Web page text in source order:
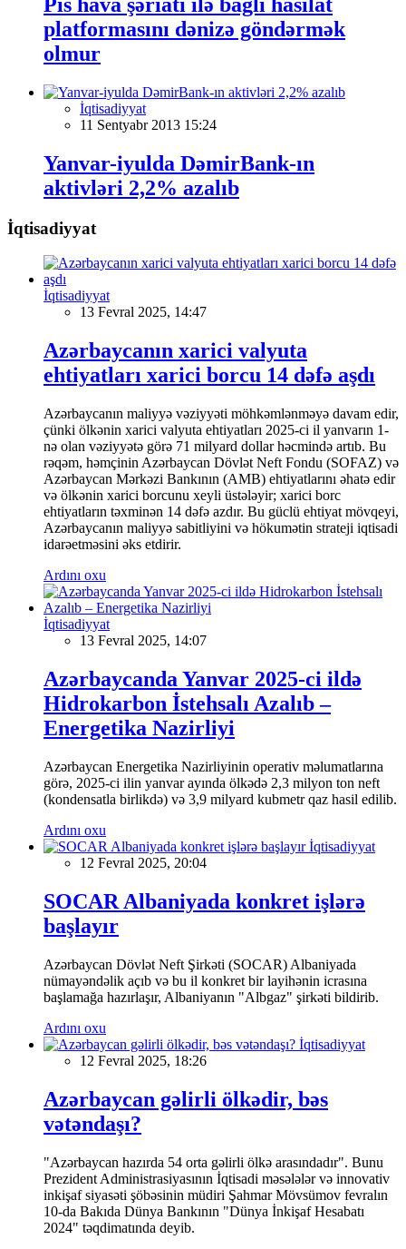
platformasını dənizə göndərmək
olmur
İqtisadiyyat
11 Sentyabr 2013 15:24
Yanvar-iyulda DəmirBank-ın
aktivləri 2,2% azalıb
İqtisadiyyat
İqtisadiyyat
13 Fevral 2025, 14:47
Azərbaycanın xarici valyuta
ehtiyatları xarici borcu 14 dəfə aşdı
Azərbaycanın maliyyə vəziyyəti möhkəmlənməyə davam edir,
çünki ölkənin xarici valyuta ehtiyatları 2025-ci il yanvarın 1-
nə olan vəziyyətə görə 71 milyard dollar həcmində artıb. Bu
rəqəm, həmçinin Azərbaycan Dövlət Neft Fondu (SOFAZ) və
Azərbaycan Mərkəzi Bankının (AMB) ehtiyatlarını əhatə edir
və ölkənin xarici borcunu xeyli üstələyir; xarici borc
ehtiyatların təxminən 14 dəfə azdır. Bu güclü ehtiyat mövqeyi,
Azərbaycanın maliyyə sabitliyini və hökumətin strateji iqtisadi
idarəetməsini əks etdirir.
Ardını oxu
İqtisadiyyat
13 Fevral 2025, 14:07
Azərbaycanda Yanvar 2025-ci ildə
Hidrokarbon İstehsalı Azalıb –
Energetika Nazirliyi
Azərbaycan Energetika Nazirliyinin operativ məlumatlarına
görə, 2025-ci ilin yanvar ayında ölkədə 2,3 milyon ton neft
(kondensatla birlikdə) və 3,9 milyard kubmetr qaz hasil edilib.
Ardını oxu
İqtisadiyyat
12 Fevral 2025, 20:04
SOCAR Albaniyada konkret işlərə
başlayır
Azərbaycan Dövlət Neft Şirkəti (SOCAR) Albaniyada
nümayəndəlik açıb və bu il konkret bir layihənin icrasına
başlamağa hazırlaşır, Albaniyanın "Albgaz" şirkəti bildirib.
Ardını oxu
İqtisadiyyat
12 Fevral 2025, 18:26
Azərbaycan gəlirli ölkədir, bəs
vətəndaşı?
"Azərbaycan hazırda 54 orta gəlirli ölkə arasındadır". Bunu
Prezident Administrasiyasının İqtisadi məsələlər və innovativ
inkişaf siyasəti şöbəsinin müdiri Şahmar Mövsümov fevralın
10-da Bakıda Dünya Bankının "Dünya İnkişaf Hesabatı
2024" təqdimatında deyib.